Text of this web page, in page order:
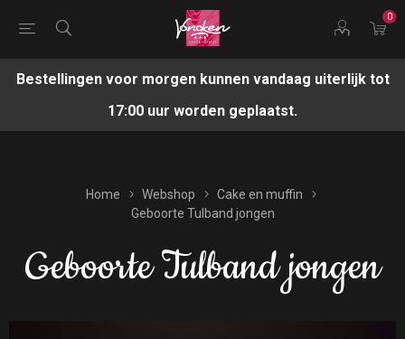
0
Bestellingen voor morgen kunnen vandaag uiterlijk tot
17:00 uur worden geplaatst.
Home Webshop
Cake en muffin
Geboorte Tulband jongen
Geboorte Tulband jongen